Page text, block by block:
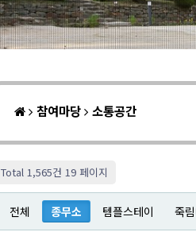
참여마당 소통공간
Total 1,565건 19 페이지
전체 종무소 템플스테이 죽